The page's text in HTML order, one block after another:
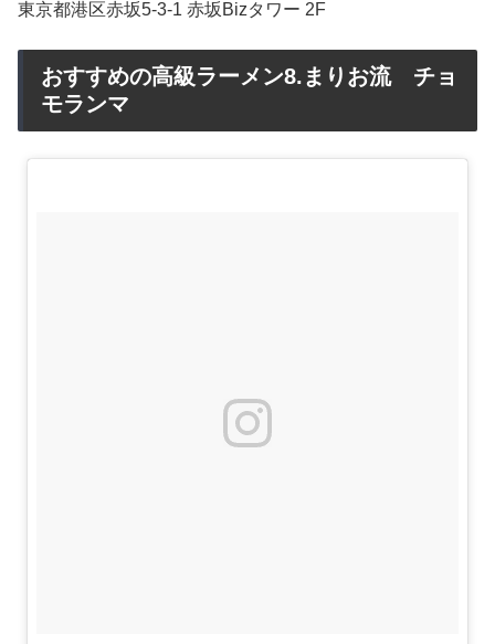
東京都港区赤坂5-3-1 赤坂Bizタワー 2F
おすすめの高級ラーメン8.まりお流 チョ
モランマ